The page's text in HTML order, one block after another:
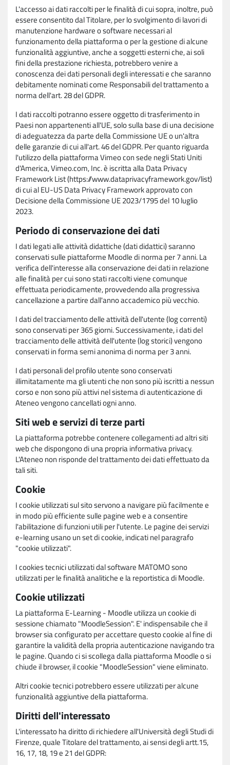
L'accesso ai dati raccolti per le finalità di cui sopra, inoltre, può
essere consentito dal Titolare, per lo svolgimento di lavori di
manutenzione hardware o software necessari al
funzionamento della piattaforma o per la gestione di alcune
funzionalità aggiuntive, anche a soggetti esterni che, ai soli
fini della prestazione richiesta, potrebbero venire a
conoscenza dei dati personali degli interessati e che saranno
debitamente nominati come Responsabili del trattamento a
norma dell'art. 28 del GDPR.
I dati raccolti potranno essere oggetto di trasferimento in
Paesi non appartenenti all'UE, solo sulla base di una decisione
di adeguatezza da parte della Commissione UE o un'altra
delle garanzie di cui all'art. 46 del GDPR. Per quanto riguarda
l'utilizzo della piattaforma Vimeo con sede negli Stati Uniti
d'America, Vimeo.com, Inc. è iscritta alla Data Privacy
Framework List (https://www.dataprivacyframework.gov/list)
di cui al EU-US Data Privacy Framework approvato con
Decisione della Commissione UE 2023/1795 del 10 luglio
2023.
Periodo di conservazione dei dati
I dati legati alle attività didattiche (dati didattici) saranno
conservati sulle piattaforme Moodle di norma per 7 anni. La
verifica dell'interesse alla conservazione dei dati in relazione
alle finalità per cui sono stati raccolti viene comunque
effettuata periodicamente, provvedendo alla progressiva
cancellazione a partire dall'anno accademico più vecchio.
I dati del tracciamento delle attività dell'utente (log correnti)
sono conservati per 365 giorni. Successivamente, i dati del
tracciamento delle attività dell'utente (log storici) vengono
conservati in forma semi anonima di norma per 3 anni.
I dati personali del profilo utente sono conservati
illimitatamente ma gli utenti che non sono più iscritti a nessun
corso e non sono più attivi nel sistema di autenticazione di
Ateneo vengono cancellati ogni anno.
Siti web e servizi di terze parti
La piattaforma potrebbe contenere collegamenti ad altri siti
web che dispongono di una propria informativa privacy.
L'Ateneo non risponde del trattamento dei dati effettuato da
tali siti.
Cookie
I cookie utilizzati sul sito servono a navigare più facilmente e
in modo più efficiente sulle pagine web e a consentire
l'abilitazione di funzioni utili per l'utente. Le pagine dei servizi
e-learning usano un set di cookie, indicati nel paragrafo
"cookie utilizzati".
I cookies tecnici utilizzati dal software MATOMO sono
utilizzati per le finalità analitiche e la reportistica di Moodle.
Cookie utilizzati
La piattaforma E-Learning - Moodle utilizza un cookie di
sessione chiamato "MoodleSession". E' indispensabile che il
browser sia configurato per accettare questo cookie al fine di
garantire la validità della propria autenticazione navigando tra
le pagine. Quando ci si scollega dalla piattaforma Moodle o si
chiude il browser, il cookie "MoodleSession" viene eliminato.
Altri cookie tecnici potrebbero essere utilizzati per alcune
funzionalità aggiuntive della piattaforma.
Diritti dell'interessato
L'interessato ha diritto di richiedere all'Università degli Studi di
Firenze, quale Titolare del trattamento, ai sensi degli artt.15,
16, 17, 18, 19 e 21 del GDPR: